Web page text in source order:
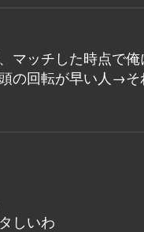
マッチした時点で
の回転が早い人→そ
しいわ